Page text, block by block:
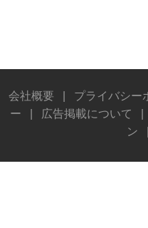
会社概要 プライバシー
ー
広告掲載について
ン